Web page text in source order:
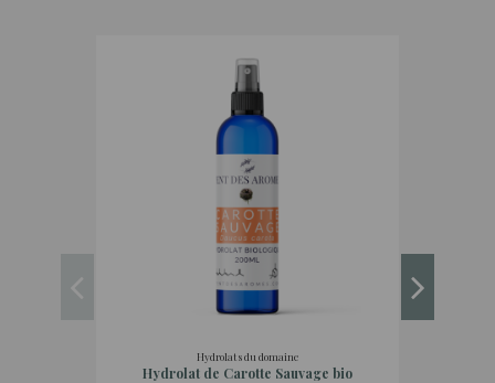
Hydrolats du domaine
Hydrolat de Carotte Sauvage bio